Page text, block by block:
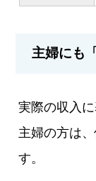
主婦にも
実際の収入
主婦の方は
す。